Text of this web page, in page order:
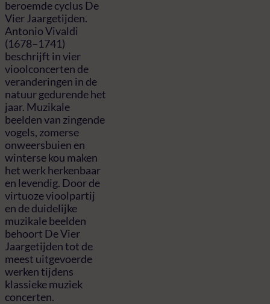
beroemde cyclus De
Vier Jaargetijden.
Antonio Vivaldi
(1678–1741)
beschrijft in vier
vioolconcerten de
veranderingen in de
natuur gedurende het
jaar. Muzikale
beelden van zingende
vogels, zomerse
onweersbuien en
winterse kou maken
het werk herkenbaar
en levendig. Door de
virtuoze vioolpartij
en de duidelijke
muzikale beelden
behoort De Vier
Jaargetijden tot de
meest uitgevoerde
werken tijdens
klassieke muziek
concerten.